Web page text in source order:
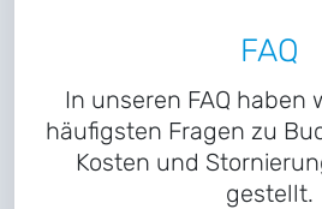
FAQ
In unseren FAQ haben
häufigsten Fragen zu
Kosten und
gestellt.